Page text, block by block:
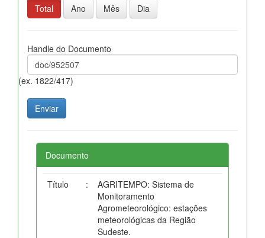
Total
Ano Mês Dia
Handle do Documento
(ex. 1822/417)
Documento
Título :
AGRITEMPO: Sistema de
Monitoramento
Agrometeorológico: estações
meteorológicas da Região
Sudeste.